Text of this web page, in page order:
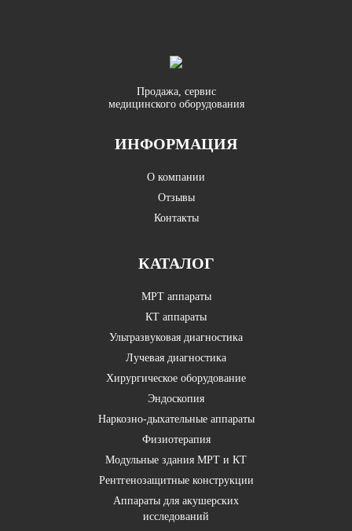
Продажа, сервис
медицинского оборудования
ИНФОРМАЦИЯ
О компании
Отзывы
Контакты
КАТАЛОГ
МРТ аппараты
КТ аппараты
Ультразвуковая диагностика
Лучевая диагностика
Хирургическое оборудование
Эндоскопия
Наркозно-дыхательные аппараты
Физиотерапия
Модульные здания МРТ и КТ
Рентгенозащитные конструкции
Аппараты для акушерских
исследований